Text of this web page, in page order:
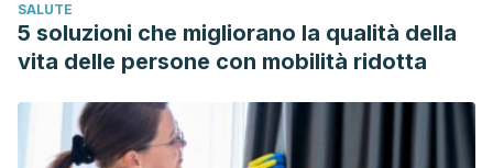
SALUTE
5 soluzioni che migliorano la qualità della
vita delle persone con mobilità ridotta